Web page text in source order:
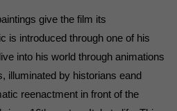
give the film its
is introduced through one of his
into his world through animations
illuminated by historians eand
reenactment in front of the